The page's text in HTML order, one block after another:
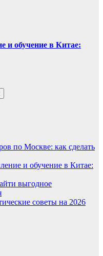
и обучение в Китае:
по Москве: как сделать
и обучение в Китае:
выгодное
советы на 2026